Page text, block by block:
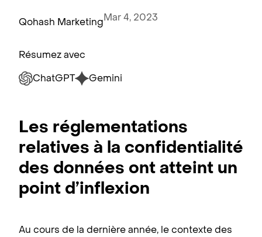
Qohash MarketingMar 4, 2023
Résumez avec
ChatGPT
Gemini
Les réglementations
relatives à la confidentialité
des données ont atteint un
point d’inflexion
Au cours de la dernière année, le contexte des